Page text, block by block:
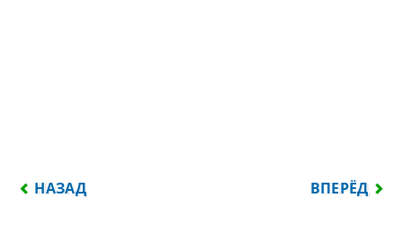
ПРЕДЫДУЩИЙ: МУЗЫКА — ЭТО РАЗУМ,
НАЗАД ВПЕРЁД